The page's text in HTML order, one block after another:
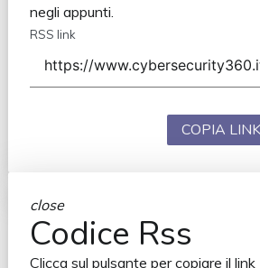
negli appunti.
RSS link
COPIA LINK
close
Codice Rss
Clicca sul pulsante per copiare il link